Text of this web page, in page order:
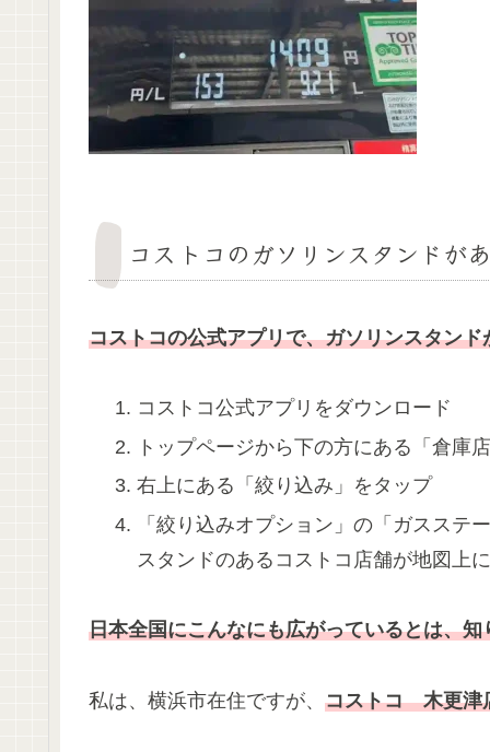
コストコのガソリンスタンドが
コストコの公式アプリで、ガソリンスタン
コストコ公式アプリをダウンロード
トップページから下の方にある「倉庫
右上にある「絞り込み」をタップ
「絞り込みオプション」の「ガスステ
スタンドのあるコストコ店舗が地図上
日本全国にこんなにも広がっているとは、知
私は、横浜市在住ですが、 コストコ 木更津